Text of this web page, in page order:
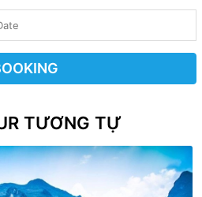
TƯƠNG TỰ